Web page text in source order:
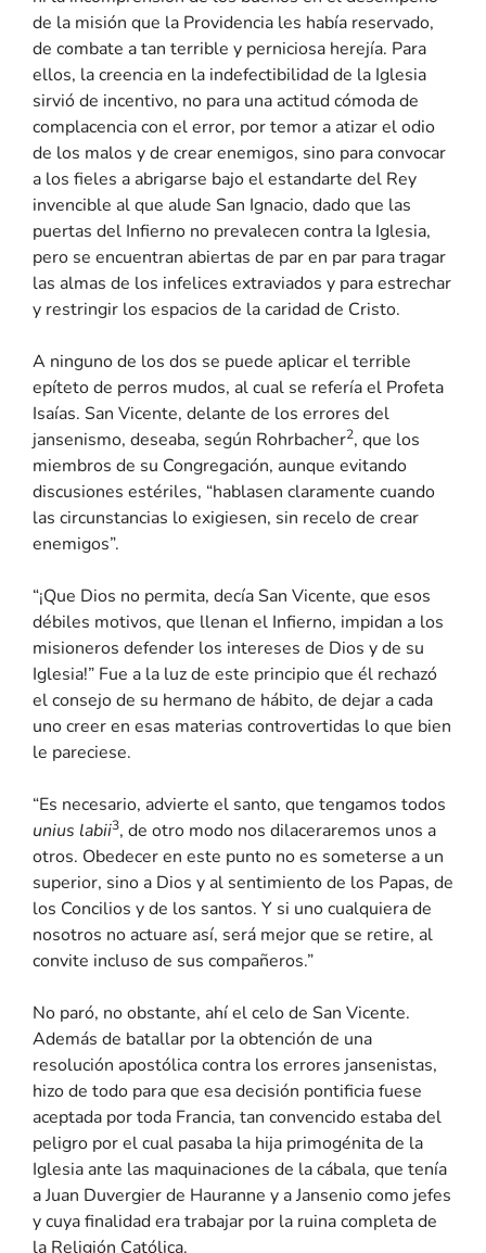
de la misión que la Providencia les había reservado,
de combate a tan terrible y perniciosa herejía. Para
ellos, la creencia en la indefectibilidad de la Iglesia
sirvió de incentivo, no para una actitud cómoda de
complacencia con el error, por temor a atizar el odio
de los malos y de crear enemigos, sino para convocar
a los fieles a abrigarse bajo el estandarte del Rey
invencible al que alude San Ignacio, dado que las
puertas del Infierno no prevalecen contra la Iglesia,
pero se encuentran abiertas de par en par para tragar
las almas de los infelices extraviados y para estrechar
y restringir los espacios de la caridad de Cristo.
A ninguno de los dos se puede aplicar el terrible
epíteto de perros mudos, al cual se refería el Profeta
Isaías. San Vicente, delante de los errores del
jansenismo, deseaba, según Rohrbacher2, que los
miembros de su Congregación, aunque evitando
discusiones estériles, “hablasen claramente cuando
las circunstancias lo exigiesen, sin recelo de crear
enemigos”.
“¡Que Dios no permita, decía San Vicente, que esos
débiles motivos, que llenan el Infierno, impidan a los
misioneros defender los intereses de Dios y de su
Iglesia!” Fue a la luz de este principio que él rechazó
el consejo de su hermano de hábito, de dejar a cada
uno creer en esas materias controvertidas lo que bien
le pareciese.
“Es necesario, advierte el santo, que tengamos todos
unius labii3, de otro modo nos dilaceraremos unos a
otros. Obedecer en este punto no es someterse a un
superior, sino a Dios y al sentimiento de los Papas, de
los Concilios y de los santos. Y si uno cualquiera de
nosotros no actuare así, será mejor que se retire, al
convite incluso de sus compañeros.”
No paró, no obstante, ahí el celo de San Vicente.
Además de batallar por la obtención de una
resolución apostólica contra los errores jansenistas,
hizo de todo para que esa decisión pontificia fuese
aceptada por toda Francia, tan convencido estaba del
peligro por el cual pasaba la hija primogénita de la
Iglesia ante las maquinaciones de la cábala, que tenía
a Juan Duvergier de Hauranne y a Jansenio como jefes
y cuya finalidad era trabajar por la ruina completa de
la Religión Católica.